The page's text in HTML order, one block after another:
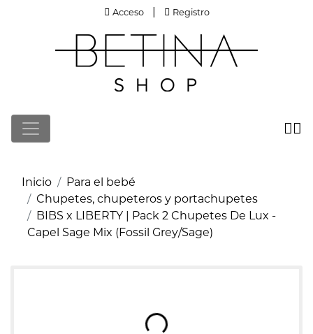
Acceso
Acceso | Registro
Registro
Inicio
Para el bebé
Chupetes, chupeteros y portachupetes
BIBS x LIBERTY | Pack 2 Chupetes De Lux -
Capel Sage Mix (Fossil Grey/Sage)
Cargando imágenes de producto